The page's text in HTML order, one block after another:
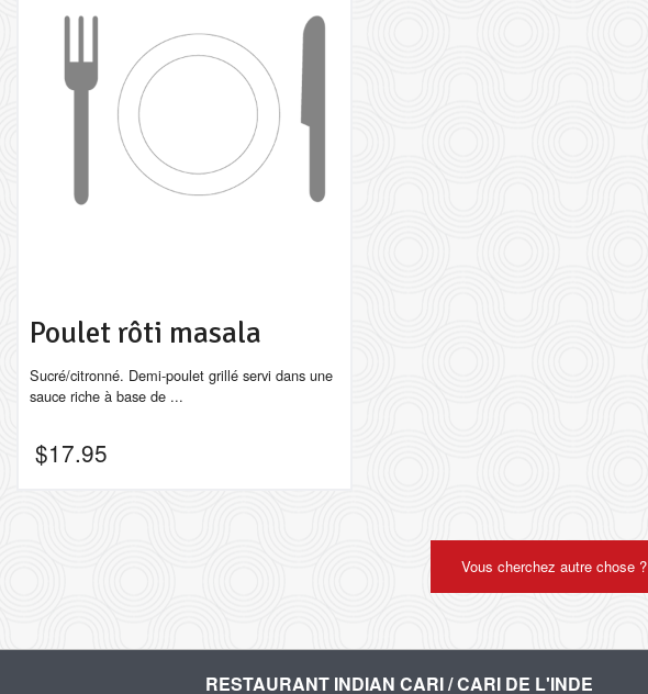
Poulet rôti masala
Sucré/citronné. Demi-poulet grillé servi dans une
sauce riche à base de ...
$17.95
Vous cherchez autre chose ?
RESTAURANT INDIAN CARI / CARI DE L'INDE